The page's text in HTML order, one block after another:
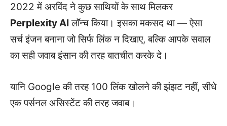
2022 में अरविंद ने कुछ साथियों के साथ मिलकर
Perplexity AIलॉन्च किया। इसका मकसद था — ऐसा
सर्च इंजन बनाना जो सिर्फ लिंक न दिखाए, बल्कि आपके सवाल
का सही जवाब इंसान की तरह बातचीत करके दे।
यानि Google की तरह 100 लिंक खोलने की झंझट नहीं, सीधे
एक पर्सनल असिस्टेंट की तरह जवाब।